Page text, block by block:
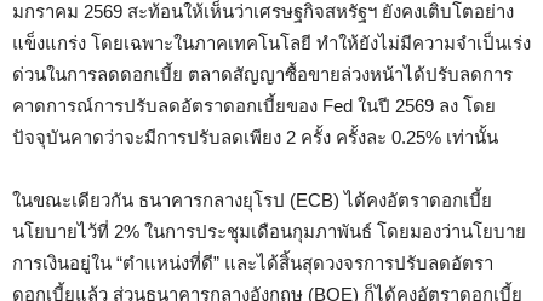
มกราคม 2569 สะท้อนให้เห็นว่าเศรษฐกิจสหรัฐฯ ยังคงเติบโตอย่าง
แข็งแกร่ง โดยเฉพาะในภาคเทคโนโลยี ทำให้ยังไม่มีความจำเป็นเร่ง
ด่วนในการลดดอกเบี้ย ตลาดสัญญาซื้อขายล่วงหน้าได้ปรับลดการ
คาดการณ์การปรับลดอัตราดอกเบี้ยของ Fed ในปี 2569 ลง โดย
ปัจจุบันคาดว่าจะมีการปรับลดเพียง 2 ครั้ง ครั้งละ 0.25% เท่านั้น
ในขณะเดียวกัน ธนาคารกลางยุโรป (ECB) ได้คงอัตราดอกเบี้ย
นโยบายไว้ที่ 2% ในการประชุมเดือนกุมภาพันธ์ โดยมองว่านโยบาย
การเงินอยู่ใน “ตำแหน่งที่ดี” และได้สิ้นสุดวงจรการปรับลดอัตรา
ดอกเบี้ยแล้ว ส่วนธนาคารกลางอังกฤษ (BOE) ก็ได้คงอัตราดอกเบี้ย